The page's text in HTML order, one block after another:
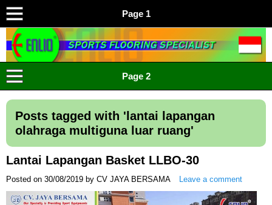
Page 1
ENLIO INDONESIA
Menyediakan Karpet Lapangan Olahraga Yang Lengkap
Page 2
Posts tagged with ' lantai lapangan
olahraga multiguna luar ruang'
Lantai Lapangan Basket LLBO-30
Posted on 30/08/2019 by CV JAYA BERSAMA Leave a comment